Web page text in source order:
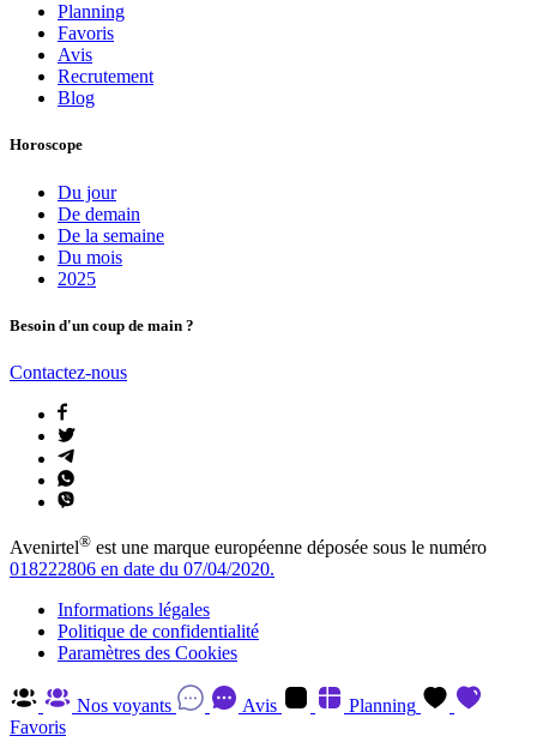
Planning
Favoris
Avis
Recrutement
Blog
Horoscope
Du jour
De demain
De la semaine
Du mois
2025
Besoin d'un coup de main ?
Contactez-nous
Avenirtel® est une marque européenne déposée sous le numéro
018222806 en date du 07/04/2020.
Informations légales
Politique de confidentialité
Paramètres des Cookies
Nos voyants Avis
Planning
Favoris